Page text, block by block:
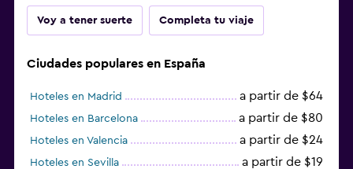
Voy a tener suerte Completa tu viaje
Ciudades populares en España
Hoteles en Madrid a partir de $64
Hoteles en Barcelona a partir de $80
Hoteles en Valencia a partir de $24
Hoteles en Sevilla a partir de $19